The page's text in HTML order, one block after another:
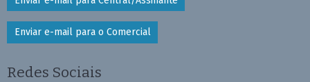
Enviar e-mail para o Comercial
Redes Sociais